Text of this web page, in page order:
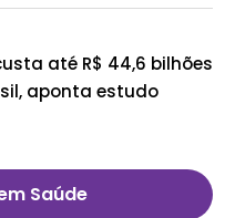
até R$ 44,6 bilhões
aponta estudo
Saúde